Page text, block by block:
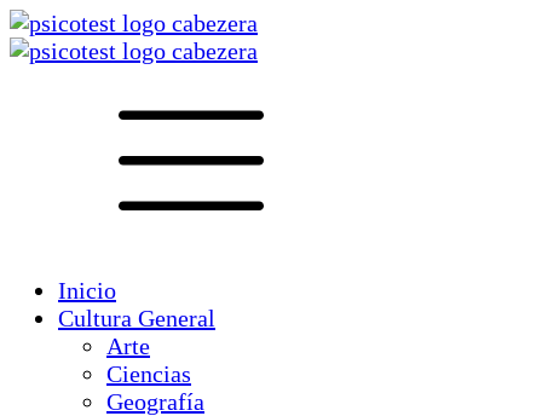
Inicio
Cultura General
Arte
Ciencias
Geografía